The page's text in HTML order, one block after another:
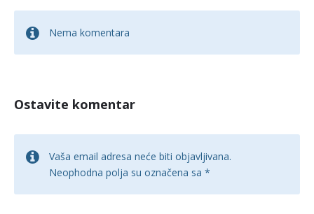
Nema komentara
Ostavite komentar
Vaša email adresa neće biti objavljivana.
Neophodna polja su označena sa *